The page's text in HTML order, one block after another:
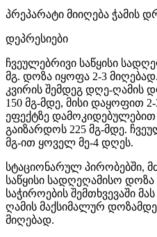
პრეპარატი მიიღება ჭამის
დეპრესიები
ჩვეულებრივი საწყისი
მგ. დოზა იყოფა 2-3
კვირის შემდეგ დღე-ღამის
150 მგ-მდე, მისი დაყოფით
ეფექტზე
გაიზარდოს 225 მგ-მდე.
მგ-ით ყოველ მე-4 დღეს.
სტაციონარულ პირობებში,
საწყისი სადღეღამისო დოზა
საჭიროების შემთხვევაში
ღამის მაქსიმალურ
მიღებად.